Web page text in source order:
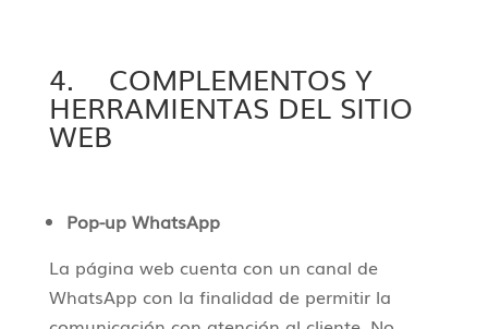
4. COMPLEMENTOS Y
HERRAMIENTAS DEL SITIO
WEB
Pop-up WhatsApp
La página web cuenta con un canal de
WhatsApp con la finalidad de permitir la